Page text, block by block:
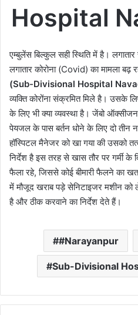
Hospital
एम्बुलेंस बिल्कुल सही स्थिति में है। लगातार
लगातार कोरोना (Covid) का मामला
(Sub-Divisional Hospital
व्यक्ति कोरोंना संक्रमित मिले है। उसके
के लिए भी क्या व्यवस्था है। जेंबो
पेयजल के पास बर्तन धोने के लिए दो
हॉस्पिटल मैनेजर को खा गया की उसको
निर्देश है इस तरह से खास तौर पर गर्मी
फैला रहे, जिससे कोई बीमारी फैलने का
में मौजूद खराब पड़े सेनिटाइजर मशीन
है और ठीक करवाने का निर्देश देते हैं।
#Narayanpur
Sub-Divisional